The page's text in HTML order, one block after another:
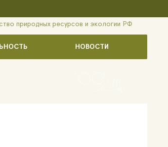
НОВОСТИ
природных ресурсов и экологии РФ